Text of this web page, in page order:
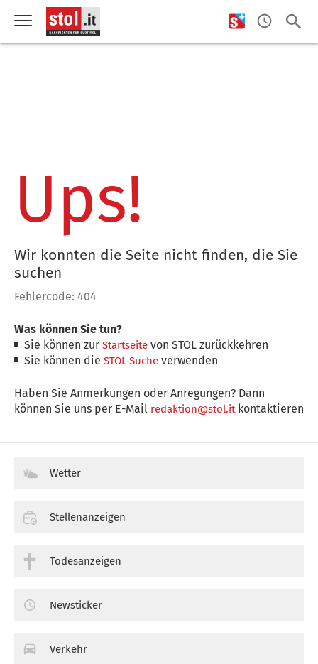
Ups!
Wir konnten die Seite nicht finden, die Sie
suchen
Fehlercode: 404
Was können Sie tun?
Sie können zurStartseite von STOL zurückkehren
Sie können dieSTOL-Suche verwenden
Haben Sie Anmerkungen oder Anregungen? Dann
können Sie uns per E-Mail redaktion@stol.itkontaktieren
Wetter
Stellenanzeigen
Todesanzeigen
Newsticker
Verkehr